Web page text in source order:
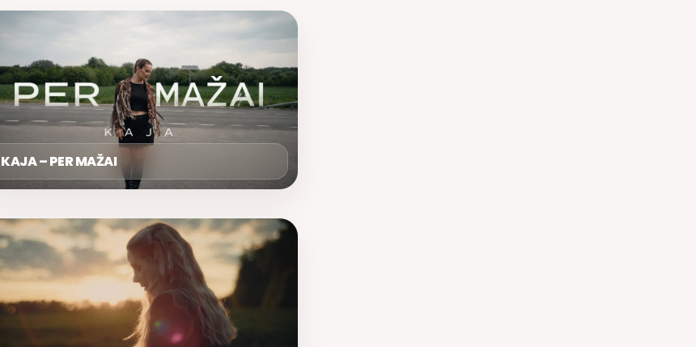
KAJA – PER MAŽAI
ERIKA GERASIMOVAITĖ – PASILIK ŠALIA